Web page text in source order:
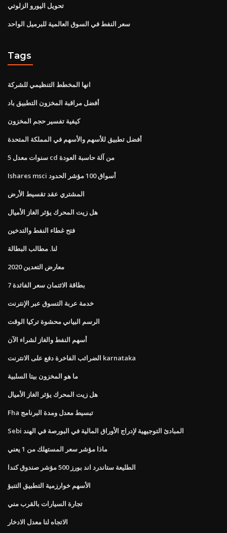
تحويل اليورو الزلوتي
سعر النفط في السوق العالمية للبرميل الواحد
Tags
انها المخطط التنظيمي للشركة
أفضل مراقبة المخزون التطبيق باد
كيفية تفسير حجم المخزون
أفضل تطبيق للأسهم والأسهم في المملكة المتحدة
5 سنوات معدل cd من آلة حاسبة العودة
Ishares msci أسواق 100 مؤشر الحدود
المشتري عقد تقسيط الأرض
هل زيت المحرك يؤثر الغاز الأميال
فتح غطاء النفط والتدخين
لنا. مطالب البطالة
معارض التعدين 2020
7 بطاقة الائتمان سعر الفائدة
خدمة عربة التسوق عبر الإنترنت
الرسم البياني محشوة تركيا الوقت
أسهم النفط والغاز لشراء الآن
الضرائب الفاخرة دفع على الانترنت karnataka
ما هو المخزون بيتا السلبية
هل زيت المحرك يؤثر الغاز الأميال
Fha تبسيط معدل ومدة البرنامج
Sebi المبادئ التوجيهية لإدراج الأوراق المالية في البورصة في الهند
ماذا مؤشر سعر المستهلك من 1 يعني
الطليعة ستاندرد اند بورز 500 مؤشر صندوق كندا
الأسهم خوارزمية التطبيق التنبؤ
تجارة السيارات بالقرب مني
الاتجاه لنا معدل الادخار